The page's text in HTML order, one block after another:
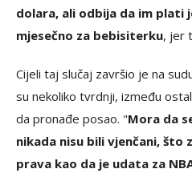
dolara, ali odbija da im plati
mjesečno za bebisiterku, jer
Cijeli taj slučaj završio je na
su nekoliko tvrdnji, između
da pronađe posao. "Mora da
nikada nisu bili vjenčani, što
prava kao da je udata za